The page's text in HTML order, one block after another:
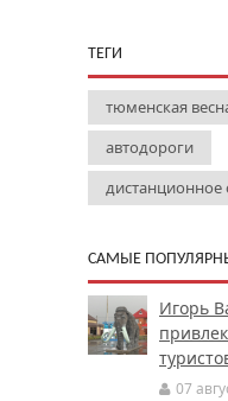
ТЕГИ
тюменская
автодороги
дистанционное
САМЫЕ
Игорь
07